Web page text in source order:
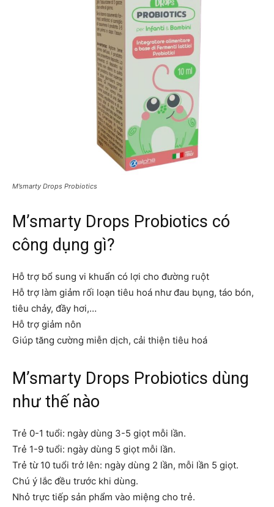
M’smarty Drops Probiotics
M’smarty Drops Probiotics có
công dụng gì?
Hỗ trợ bổ sung vi khuẩn có lợi cho đường ruột
Hỗ trợ làm giảm rối loạn tiêu hoá như đau bụng, táo bón,
tiêu chảy, đầy hơi,…
Hỗ trợ giảm nôn
Giúp tăng cường miễn dịch, cải thiện tiêu hoá
M’smarty Drops Probiotics dùng
như thế nào
Trẻ 0-1 tuổi: ngày dùng 3-5 giọt mỗi lần.
Trẻ 1-9 tuổi: ngày dùng 5 giọt mỗi lần.
Trẻ từ 10 tuổi trở lên: ngày dùng 2 lần, mỗi lần 5 giọt.
Chú ý lắc đều trước khi dùng.
Nhỏ trực tiếp sản phẩm vào miệng cho trẻ.